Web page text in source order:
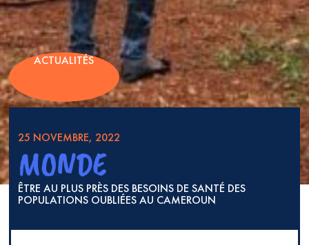
ACTUALITÉS
25 NOVEMBRE, 2022
MONDE
ÊTRE AU PLUS PRÈS DES BESOINS DE SANTÉ DES
POPULATIONS OUBLIÉES AU CAMEROUN